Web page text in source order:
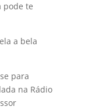
pode te
a bela
para
na Rádio